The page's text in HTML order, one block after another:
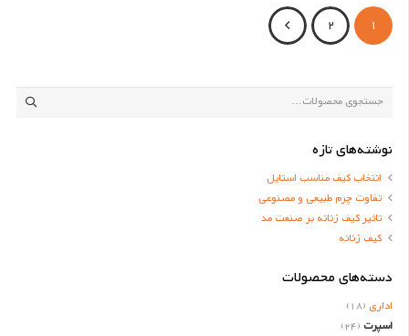
جستجو
نوشته‌های تازه
انتخاب کیف مناسب استایل
تفاوت چرم طبیعی و مصنوعی
تاثیر کیف زنانه بر صنعت مد
کیف زنانه
دسته‌های محصولات
اداری (18)
اسپرت (24)
1
2